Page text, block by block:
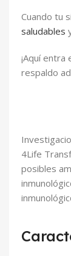
Cuando tu
saludables
¡Aquí
respaldo
4Life
posibles